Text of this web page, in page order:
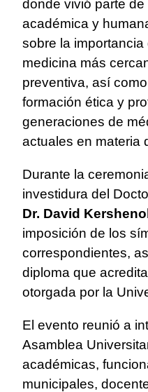
donde vivió parte
académica y
sobre la
medicina más
preventiva, así
formación ética y
generaciones de
actuales en materia
Durante la
investidura del
Dr. David
imposición de los
correspondientes,
diploma que
otorgada por la
El evento reunió a
Asamblea
académicas,
municipales,